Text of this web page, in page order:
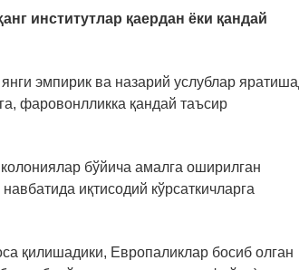
институтлар қаердан ёки қандай
эмпирик ва назарий услублар
фаровонлликка қандай таъсир
бўйича амалга оширилган
иқтисодий кўрсаткичларга
қилишадики, Европаликлар босиб олган